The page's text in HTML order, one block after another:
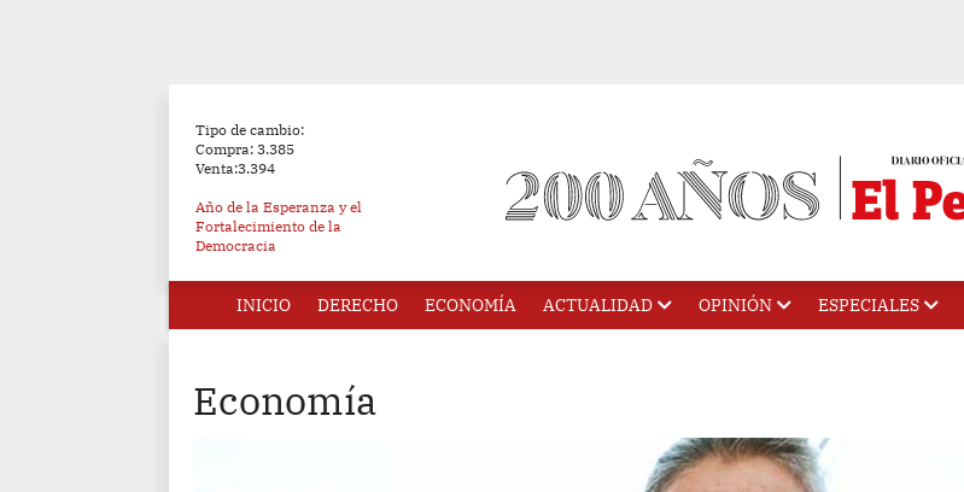
Tipo de cambio:
Compra: 3.385
Venta:3.394
Año de la Esperanza y el
Fortalecimiento de la
Democracia
INICIO DERECHO ECONOMÍA ACTUALIDAD OPINIÓN ESPECIALES
Economía